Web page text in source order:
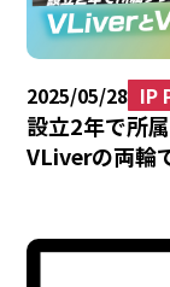
2025/05/28 IP
設立2年で所
VLiverの両輪